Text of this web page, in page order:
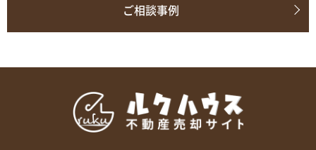
ご相談事例